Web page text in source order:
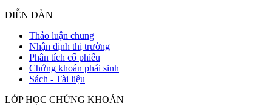
DIỄN ĐÀN
Thảo luận chung
Nhận định thị trường
Phân tích cổ phiếu
Chứng khoán phái sinh
Sách - Tài liệu
LỚP HỌC CHỨNG KHOÁN